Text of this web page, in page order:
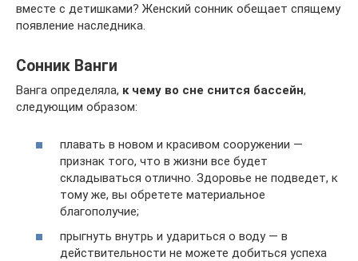
вместе с детишками? Женский сонник обещает спящему
появление наследника.
Сонник Ванги
Ванга определяла, к чему во сне снится бассейн,
следующим образом:
плавать в новом и красивом сооружении —
признак того, что в жизни все будет
складываться отлично. Здоровье не подведет, к
тому же, вы обретете материальное
благополучие;
прыгнуть внутрь и удариться о воду — в
действительности не можете добиться успеха